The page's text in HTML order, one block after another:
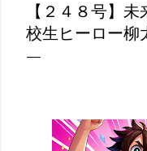
【２４８号】
校生ヒーロー